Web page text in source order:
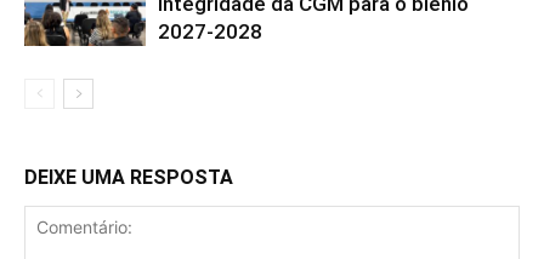
2027-2028
DEIXE UMA RESPOSTA